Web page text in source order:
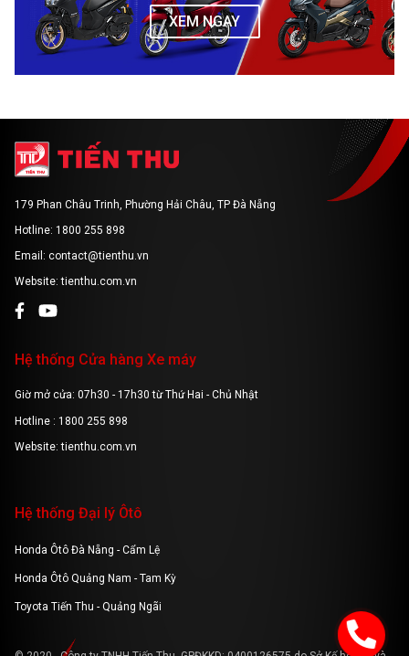
XEM NGAY
179 Phan Châu Trinh, Phường Hải Châu, TP Đà Nẵng
Hotline: 1800 255 898
Email: contact@tienthu.vn
Website: tienthu.com.vn
Hệ thống Cửa hàng Xe máy
Giờ mở cửa: 07h30 - 17h30 từ Thứ Hai - Chủ Nhật
Hotline : 1800 255 898
Website: tienthu.com.vn
Hệ thống Đại lý Ôtô
Honda Ôtô Đà Nẵng - Cẩm Lệ
Honda Ôtô Quảng Nam - Tam Kỳ
Toyota Tiến Thu - Quảng Ngãi